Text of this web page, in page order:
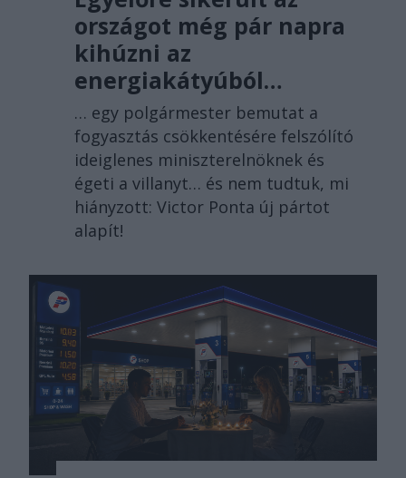
országot még pár napra
kihúzni az
energiakátyúból…
… egy polgármester bemutat a
fogyasztás csökkentésére felszólító
ideiglenes miniszterelnöknek és
égeti a villanyt… és nem tudtuk, mi
hiányzott: Victor Ponta új pártot
alapít!